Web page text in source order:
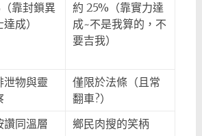
靠封鎖異
成）
約 25%（靠實力達
成~不是我算的，不
要吉我）
泄物與靈
僅限於法條（且常
翻車?）
讚同溫層 鄉民肉搜的笑柄